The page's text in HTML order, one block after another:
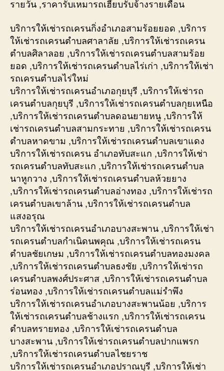
รายวัน ,ราคารับเหมารถเฮี๊ยบรับจ้างรายเดือน
บริการให้เช่ารถเครนกิ่งอำเภอสามร้อยยอด ,บริการ
ให้เช่ารถเครนตำบลศาลาลัย ,บริการให้เช่ารถเครน
ตำบลศิลาลอย ,บริการให้เช่ารถเครนตำบลสามร้อย
ยอด ,บริการให้เช่ารถเครนตำบลไร่เก่า ,บริการให้เช่า
รถเครนตำบลไร่ใหม่
บริการให้เช่ารถเครนอำเภอกุยบุรี ,บริการให้เช่ารถ
เครนตำบลกุยบุรี ,บริการให้เช่ารถเครนตำบลกุยเหนือ
,บริการให้เช่ารถเครนตำบลดอนยายหนู ,บริการให้
เช่ารถเครนตำบลสามกระทาย ,บริการให้เช่ารถเครน
ตำบลหาดขาม ,บริการให้เช่ารถเครนตำบลเขาแดง
บริการให้เช่ารถเครน อำเภอทับสะแก ,บริการให้เช่า
รถเครนตำบลทับสะแก ,บริการให้เช่ารถเครนตำบล
นาหูกวาง ,บริการให้เช่ารถเครนตำบลห้วยยาง
,บริการให้เช่ารถเครนตำบลอ่างทอง ,บริการให้เช่ารถ
เครนตำบลเขาล้าน ,บริการให้เช่ารถเครนตำบล
แสงอรุณ
บริการให้เช่ารถเครนอำเภอบางสะพาน ,บริการให้เช่า
รถเครนตำบลกำเนิดนพคุณ ,บริการให้เช่ารถเครน
ตำบลชัยเกษม ,บริการให้เช่ารถเครนตำบลทองมงคล
,บริการให้เช่ารถเครนตำบลธงชัย ,บริการให้เช่ารถ
เครนตำบลพงศ์ประศาส ,บริการให้เช่ารถเครนตำบล
ร่อนทอง ,บริการให้เช่ารถเครนตำบลแม่รำพึง
บริการให้เช่ารถเครนอำเภอบางสะพานน้อย ,บริการ
ให้เช่ารถเครนตำบลช้างแรก ,บริการให้เช่ารถเครน
ตำบลทรายทอง ,บริการให้เช่ารถเครนตำบล
บางสะพาน ,บริการให้เช่ารถเครนตำบลปากแพรก
,บริการให้เช่ารถเครนตำบลไชยราช
บริการให้เช่ารถเครนอำเภอปราณบุรี ,บริการให้เช่า